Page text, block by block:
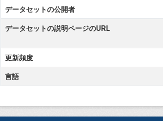
データセットの公開者
データセットの説明ページのURL
更新頻度
言語